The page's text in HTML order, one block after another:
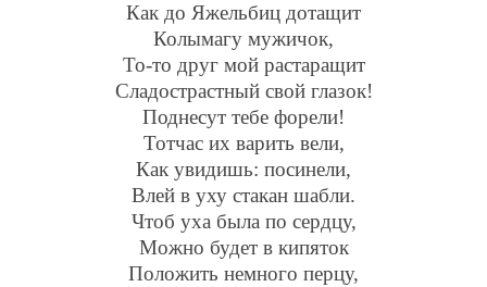
Как до Яжельбиц дотащит
Колымагу мужичок,
То-то друг мой растаращит
Сладострастный свой глазок!
Поднесут тебе форели!
Тотчас их варить вели,
Как увидишь: посинели,
Влей в уху стакан шабли.
Чтоб уха была по сердцу,
Можно будет в кипяток
Положить немного перцу,